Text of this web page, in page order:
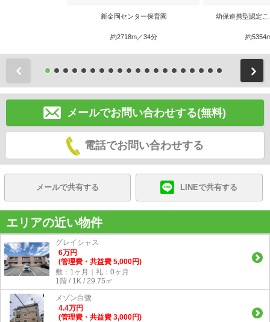
新金岡センター保育園
約2718m／34分
幼保連携型認定
約
メールでお問い合わせする(無料)
電話でお問い合わせする
メールで共有する LINEで共有する
エリアの近い物件
グレイシャス
6万円
(管理費・共益費 5,000円)
敷：1ヶ月｜礼：0ヶ月
1階 / 1K / 29.75㎡
メゾン白鷺
4.4万円
(管理費・共益費 3,000円)